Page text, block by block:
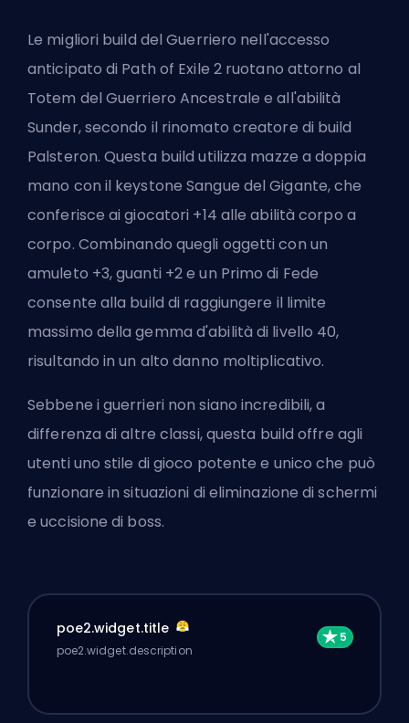
Le migliori build del Guerriero nell'accesso
anticipato di Path of Exile 2 ruotano attorno al
Totem del Guerriero Ancestrale e all'abilità
Sunder, secondo il rinomato creatore di build
Palsteron. Questa build utilizza mazze a doppia
mano con il keystone Sangue del Gigante, che
conferisce ai giocatori +14 alle abilità corpo a
corpo. Combinando quegli oggetti con un
amuleto +3, guanti +2 e un Primo di Fede
consente alla build di raggiungere il limite
massimo della gemma d'abilità di livello 40,
risultando in un alto danno moltiplicativo.
Sebbene i guerrieri non siano incredibili, a
differenza di altre classi, questa build offre agli
utenti uno stile di gioco potente e unico che può
funzionare in situazioni di eliminazione di schermi
e uccisione di boss.
poe2.widget.title
poe2.widget.description